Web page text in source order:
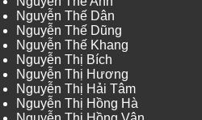
Nguyễn Thế Dân
Nguyễn Thế Dũng
Nguyễn Thế Khang
Nguyễn Thị Bích
Nguyễn Thị Hương
Nguyễn Thị Hải Tâm
Nguyễn Thị Hồng Hà